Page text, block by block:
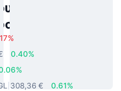
στοιχεία
0.40%
308,36 €
0.61%